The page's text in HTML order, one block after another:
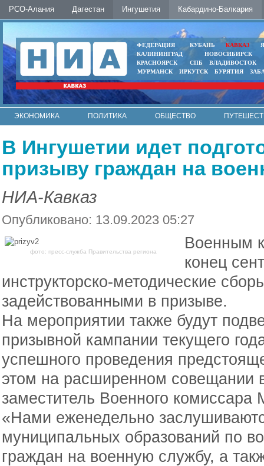
РСО-Алания Дагестан Ингушетия Кабардино-Балкария
ФЕДЕРАЦИЯ КУБАНЬ КАВКАЗ
КАЛИНИНГРАД
НОВОСИБИРСК
КРАСНОЯРСК
СПБ
ВЛАДИВОСТОК
МУРМАНСК
ИРКУТСК БУРЯТИЯ
ЭКОНОМИКА ПОЛИТИКА ОБЩЕСТВО
В Ингушетии идет
призыву граждан на
НИА-Кавказ
Опубликовано: 13.09.2023 05:27
фото: пресс-служба Правительства региона
Военным
конец
инструкторско-методические
задействованными в призыве.
На мероприятии также будут
призывной кампании текущего
успешного проведения
этом на расширенном совещании
заместитель Военного
«Нами еженедельно
муниципальных образований по
граждан на военную службу, а